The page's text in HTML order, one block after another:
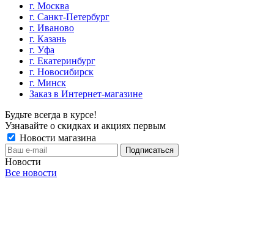
г. Москва
г. Санкт-Петербург
г. Иваново
г. Казань
г. Уфа
г. Екатеринбург
г. Новосибирск
г. Минск
Заказ в Интернет-магазине
Будьте всегда в курсе!
Узнавайте о скидках и акциях первым
Новости магазина
Новости
Все новости